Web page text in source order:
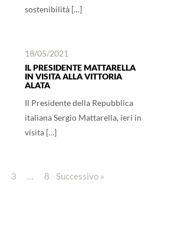
sostenibilità […]
18/05/2021
IL PRESIDENTE MATTARELLA
IN VISITA ALLA VITTORIA
ALATA
Il Presidente della Repubblica
italiana Sergio Mattarella, ieri in
visita […]
3 … 8 Successivo »